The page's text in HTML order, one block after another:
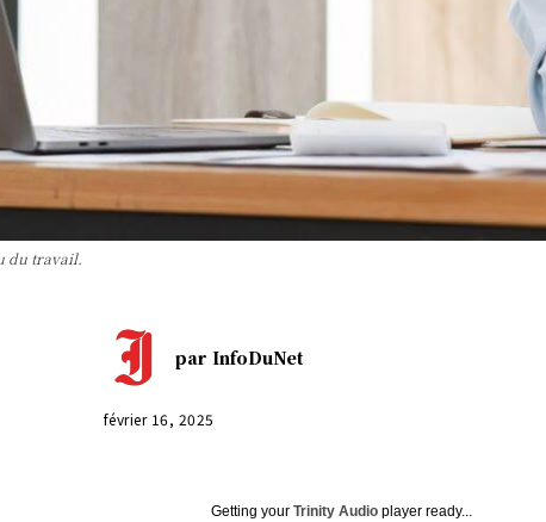
du travail.
par InfoDuNet
février 16, 2025
Getting your Trinity Audioplayer ready...